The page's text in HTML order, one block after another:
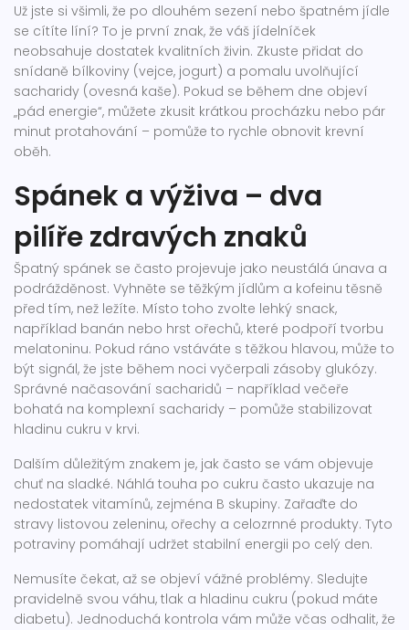
Už jste si všimli, že po dlouhém sezení nebo špatném jídle
se cítíte líní? To je první znak, že váš jídelníček
neobsahuje dostatek kvalitních živin. Zkuste přidat do
snídaně bílkoviny (vejce, jogurt) a pomalu uvolňující
sacharidy (ovesná kaše). Pokud se během dne objeví
„pád energie“, můžete zkusit krátkou procházku nebo pár
minut protahování – pomůže to rychle obnovit krevní
oběh.
Spánek a výživa – dva
pilíře zdravých znaků
Špatný spánek se často projevuje jako neustálá únava a
podrážděnost. Vyhněte se těžkým jídlům a kofeinu těsně
před tím, než ležíte. Místo toho zvolte lehký snack,
například banán nebo hrst ořechů, které podpoří tvorbu
melatoninu. Pokud ráno vstáváte s těžkou hlavou, může to
být signál, že jste během noci vyčerpali zásoby glukózy.
Správné načasování sacharidů – například večeře
bohatá na komplexní sacharidy – pomůže stabilizovat
hladinu cukru v krvi.
Dalším důležitým znakem je, jak často se vám objevuje
chuť na sladké. Náhlá touha po cukru často ukazuje na
nedostatek vitamínů, zejména B skupiny. Zařaďte do
stravy listovou zeleninu, ořechy a celozrnné produkty. Tyto
potraviny pomáhají udržet stabilní energii po celý den.
Nemusíte čekat, až se objeví vážné problémy. Sledujte
pravidelně svou váhu, tlak a hladinu cukru (pokud máte
diabetu). Jednoduchá kontrola vám může včas odhalit, že